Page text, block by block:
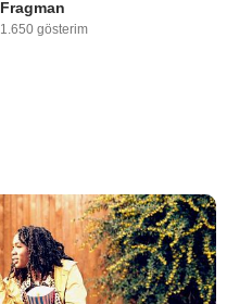
Fragman
1.650 gösterim